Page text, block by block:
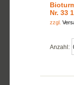
Nr. 33
zzgl.
Anzahl: